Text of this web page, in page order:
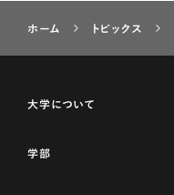
ホーム トピックス
大学について
学部